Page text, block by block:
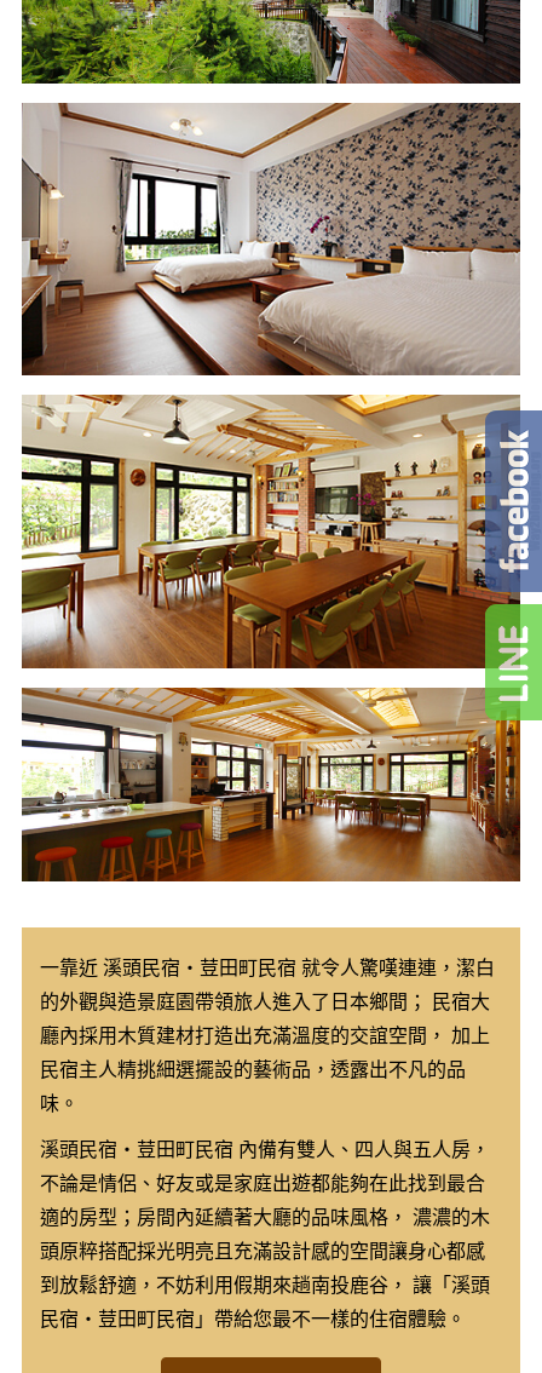
一靠近 溪頭民宿‧荳田町民宿 就令人驚嘆連連，潔白
的外觀與造景庭園帶領旅人進入了日本鄉間； 民宿大
廳內採用木質建材打造出充滿溫度的交誼空間， 加上
民宿主人精挑細選擺設的藝術品，透露出不凡的品
味。
溪頭民宿‧荳田町民宿 內備有雙人、四人與五人房，
不論是情侶、好友或是家庭出遊都能夠在此找到最合
適的房型；房間內延續著大廳的品味風格， 濃濃的木
頭原粹搭配採光明亮且充滿設計感的空間讓身心都感
到放鬆舒適，不妨利用假期來趟南投鹿谷， 讓「溪頭
民宿‧荳田町民宿」帶給您最不一樣的住宿體驗。